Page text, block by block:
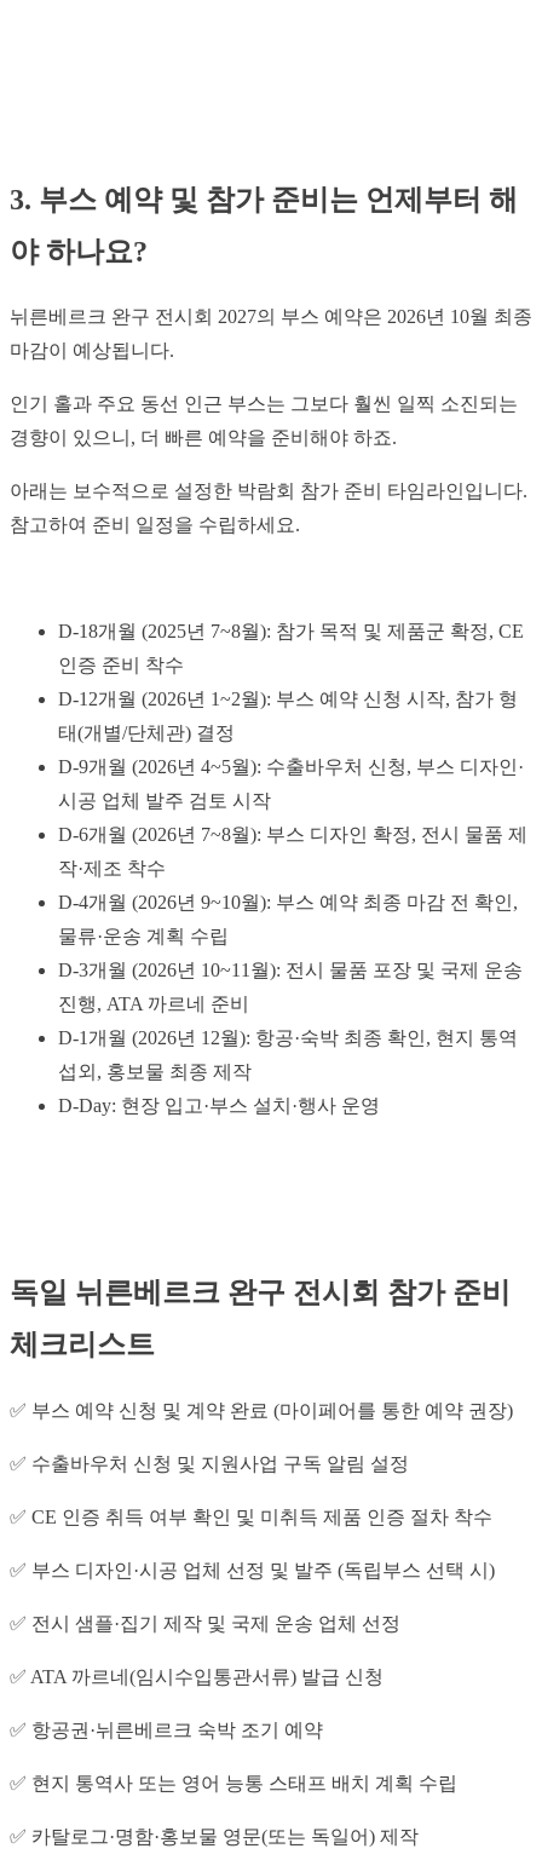
3. 부스 예약 및 참가 준비는 언제부터 해
야 하나요?
뉘른베르크 완구 전시회 2027의 부스 예약은 2026년 10월 최종
마감이 예상됩니다.
인기 홀과 주요 동선 인근 부스는 그보다 훨씬 일찍 소진되는
경향이 있으니, 더 빠른 예약을 준비해야 하죠.
아래는 보수적으로 설정한 박람회 참가 준비 타임라인입니다.
참고하여 준비 일정을 수립하세요.
D-18개월 (2025년 7~8월): 참가 목적 및 제품군 확정, CE
인증 준비 착수
D-12개월 (2026년 1~2월): 부스 예약 신청 시작, 참가 형
태(개별/단체관) 결정
D-9개월 (2026년 4~5월): 수출바우처 신청, 부스 디자인·
시공 업체 발주 검토 시작
D-6개월 (2026년 7~8월): 부스 디자인 확정, 전시 물품 제
작·제조 착수
D-4개월 (2026년 9~10월): 부스 예약 최종 마감 전 확인,
물류·운송 계획 수립
D-3개월 (2026년 10~11월): 전시 물품 포장 및 국제 운송
진행, ATA 까르네 준비
D-1개월 (2026년 12월): 항공·숙박 최종 확인, 현지 통역
섭외, 홍보물 최종 제작
D-Day: 현장 입고·부스 설치·행사 운영
독일 뉘른베르크 완구 전시회 참가 준비
체크리스트
✅ 부스 예약 신청 및 계약 완료 (마이페어를 통한 예약 권장)
✅ 수출바우처 신청 및 지원사업 구독 알림 설정
✅ CE 인증 취득 여부 확인 및 미취득 제품 인증 절차 착수
✅ 부스 디자인·시공 업체 선정 및 발주 (독립부스 선택 시)
✅ 전시 샘플·집기 제작 및 국제 운송 업체 선정
✅ ATA 까르네(임시수입통관서류) 발급 신청
✅ 항공권·뉘른베르크 숙박 조기 예약
✅ 현지 통역사 또는 영어 능통 스태프 배치 계획 수립
✅ 카탈로그·명함·홍보물 영문(또는 독일어) 제작